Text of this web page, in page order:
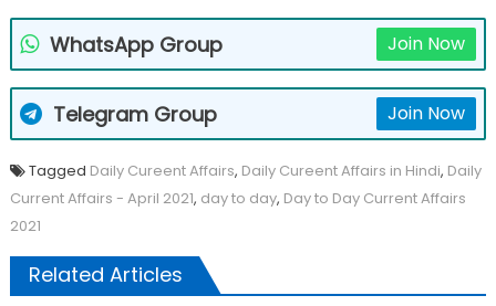
WhatsApp Group Join Now
Telegram Group Join Now
Tagged Daily Cureent Affairs, Daily Cureent Affairs in Hindi, Daily
Current Affairs - April 2021, day to day, Day to Day Current Affairs
2021
Related Articles